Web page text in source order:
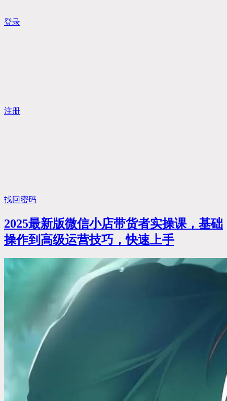
登录
注册
找回密码
2025最新版微信小店带货者实操课，基础
操作到高级运营技巧，快速上手